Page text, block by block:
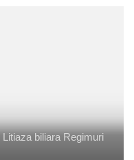
Litiaza biliara Regimuri